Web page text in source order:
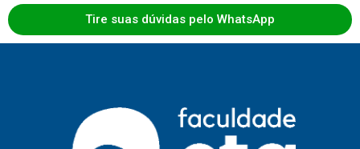
Tire suas dúvidas pelo WhatsApp